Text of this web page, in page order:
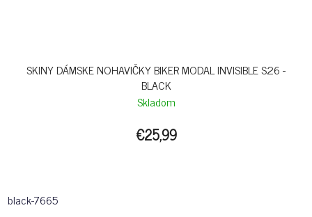
SKINY DÁMSKE NOHAVIČKY BIKER MODAL INVISIBLE S26 -
BLACK
Skladom
€25,99
black-7665